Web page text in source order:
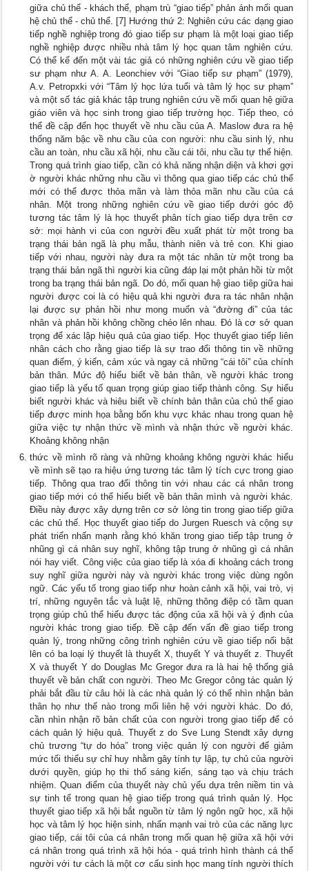
giữa chủ thể - khách thể, phạm trù “giao tiếp” phản ánh mối quan
hệ chủ thể - chủ thể. [7] Hướng thứ 2: Nghiên cứu các dạng giao
tiếp nghề nghiệp trong đó giao tiếp sư phạm là một loại giao tiếp
nghề nghiệp được nhiều nhà tâm lý học quan tâm nghiên cứu.
Có thể kể đến một vài tác giả có những nghiên cứu về giao tiếp
sư phạm như A. A. Leonchiev với “Giao tiếp sư phạm” (1979),
A.v. Petropxki với “Tâm lý học lứa tuổi và tâm lý học sư phạm”
và một số tác giả khác tập trung nghiên cứu về mối quan hệ giữa
giáo viên và học sinh trong giao tiếp trường học. Tiếp theo, có
thể đề cập đến học thuyết về nhu cầu của A. Maslow đưa ra hệ
thống năm bậc về nhu cầu của con người: nhu cầu sinh lý, nhu
cầu an toàn, nhu cầu xã hội, nhu cầu cái tôi, nhu cầu tự thể hiện.
Trong quá trình giao tiếp, cần có khả năng nhận diện và khơi gợi
ờ người khác những nhu cầu vì thông qua giao tiếp các chủ thể
mới có thể được thỏa mãn và làm thỏa mãn nhu cầu của cá
nhân. Một trong những nghiên cứu về giao tiếp dưới góc độ
tương tác tâm lý là học thuyết phân tích giao tiếp dựa trên cơ
sở: mọi hành vi của con người đều xuất phát từ một trong ba
trạng thái bản ngã là phụ mẫu, thành niên và trẻ con. Khi giao
tiếp với nhau, người này đưa ra một tác nhân từ một trong ba
trạng thái bản ngã thì người kia cũng đáp lại một phản hồi từ một
trong ba trạng thái bản ngã. Do đó, mối quan hệ giao tiêp giữa hai
người được coi là có hiệu quả khi người đưa ra tác nhân nhận
lại được sự phản hồi như mong muốn và “đường đi” của tác
nhân và phản hồi không chồng chéo lên nhau. Đó là cơ sở quan
trọng để xác lập hiệu quả của giao tiếp. Học thuyết giao tiếp liên
nhân cách cho rằng giao tiếp là sự trao đổi thông tin về những
quan điếm, ý kiến, cảm xúc và ngay cả những “cái tôi” của chính
bản thân. Mức độ hiểu biết về bản thân, về người khác trong
giao tiếp là yếu tố quan trọng giúp giao tiếp thành công. Sự hiểu
biết người khác và hiêu biết về chính bản thân của chủ thể giao
tiếp được minh họa bằng bốn khu vực khác nhau trong quan hệ
giữa việc tự nhận thức về mình và nhận thức về người khác.
Khoảng không nhận
thức về mình rõ ràng và những khoảng không người khác hiểu
về mình sẽ tạo ra hiệu ứng tương tác tâm lý tích cực trong giao
tiếp. Thông qua trao đổi thông tin với nhau các cá nhân trong
giao tiếp mới có thể hiểu biết về bản thân mình và người khác.
Điều này được xây dựng trên cơ sở lòng tin trong giao tiếp giữa
các chủ thế. Học thuyết giao tiếp do Jurgen Ruesch và cộng sự
phát triển nhấn mạnh rằng khó khăn trong giao tiếp tập trung ở
nhũng gì cá nhân suy nghĩ, không tập trung ở nhũng gì cá nhân
nói hay viết. Công việc của giao tiếp là xóa đi khoảng cách trong
suy nghĩ giữa người này và người khác trong việc dùng ngôn
ngữ. Các yếu tố trong giao tiếp như hoàn cảnh xã hội, vai trò, vị
trí, những nguyên tắc và luật lệ, những thông điệp có tầm quan
trọng giúp chủ thể hiếu được tác động của xã hội và ý định của
người khác trong giao tiếp. Đề cập đến vấn đề giao tiếp trong
quản lý, trong những công trình nghiên cứu về giao tiếp nổi bật
lên có ba loại lý thuyết là thuyết X, thuyết Y và thuyết z. Thuyết
X và thuyết Y do Douglas Mc Gregor đưa ra là hai hệ thống giả
thuyết về bản chất con người. Theo Mc Gregor công tác quản lý
phải bắt đầu từ câu hỏi là các nhà quản lý có thể nhìn nhận bản
thân họ như thế nào trong mối liên hệ với người khác. Do đó,
cần nhìn nhận rõ bản chất của con người trong giao tiếp để có
cách quản lý hiệu quả. Thuyết z do Sve Lung Stendt xây dựng
chủ trương “tự do hóa” trong việc quản lý con người để giảm
mức tối thiểu sự chỉ huy nhằm gây tính tự lập, tự chủ của người
dưới quyền, giúp họ thi thố sáng kiến, sáng tạo và chịu trách
nhiệm. Quan điểm của thuyết này chủ yếu dựa trên niềm tin và
sự tinh tế trong quan hệ giao tiếp trong quá trình quản lý. Học
thuyết giao tiếp xã hội bắt nguồn từ tâm lý ngôn ngữ học, xã hội
học và tâm lý học hiện sinh, nhấn mạnh vai trò của các năng lực
giao tiếp, cái tôi của cá nhân trong mối quan hệ giữa xã hội với
cá nhân trong quá trình xã hội hóa - quá trình hình thành cá thể
người với tư cách là một cơ cấu sinh học mang tính người thích